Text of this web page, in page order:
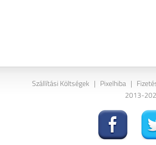
Szállítási Költségek | Pixelhiba |
2013-